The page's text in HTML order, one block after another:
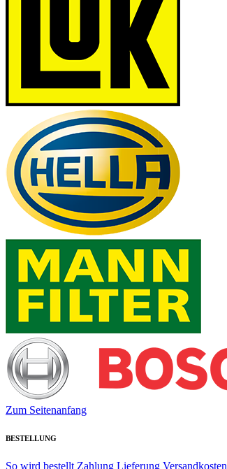
Zum Seitenanfang
BESTELLUNG
So wird bestellt Zahlung Lieferung Versandkosten